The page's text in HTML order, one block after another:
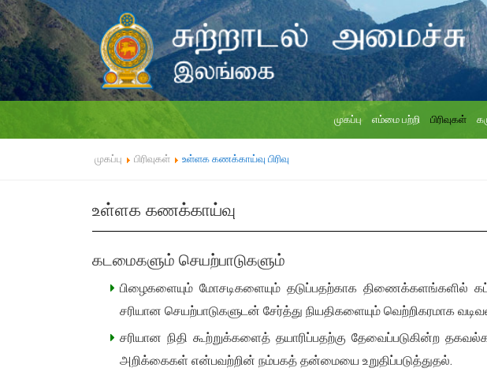
முகப்பு எம்மை பற்றி பிரிவுகள்
முகப்பு பிரிவுகள் உள்ளக கணக்காய்வு பிரிவு
உள்ளக கணக்காய்வு
கடமைகளும் செயற்பாடுகளும்
பிழைகளையும் மோசடிகளையும் தடுப்பதற்காக திணைக்களங்களில்
சரியான செயற்பாடுகளுடன் சேர்த்து நியதிகளையும் வெற்றிகரமாக
சரியான நிதி கூற்றுக்களைத் தயாரிப்பதற்கு தேவைப்படுகின்ற
அறிக்கைகள் என்பவற்றின் நம்பகத் தன்மையை உறுதிப்படுத்துதல்.